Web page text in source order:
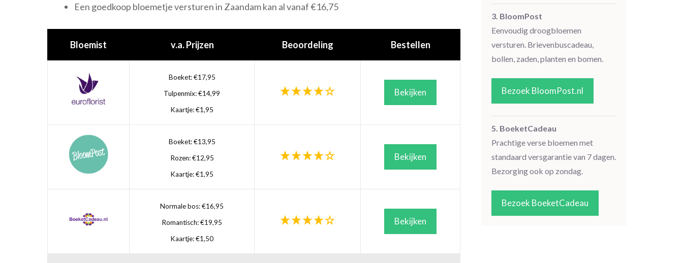
Een goedkoop bloemetje versturen in Zaandam kan al vanaf €16,75
Bloemist v.a. Prijzen Beoordeling Bestellen
Boeket: €17,95
Tulpenmix: €14,99
Kaartje: €1,95
Bekijken
Boeket: €13,95
Rozen: €12,95
Kaartje: €1,95
Bekijken
Normale bos: €16,95
Romantisch: €19,95
Kaartje: €1,50
Bekijken
3. BloomPost
Eenvoudig droogbloemen
versturen. Brievenbuscadeau,
bollen, zaden, planten en bomen.
Bezoek BloomPost.nl
5. BoeketCadeau
Prachtige verse bloemen met
standaard versgarantie van 7 dagen.
Bezorging ook op zondag.
Bezoek BoeketCadeau